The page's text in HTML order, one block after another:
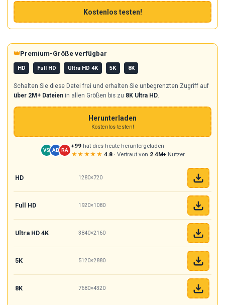
Kostenlos testen!
👑Premium-Größe verfügbar
HD Full HD Ultra HD 4K 5K 8K
Schalten Sie diese Datei frei und erhalten Sie unbegrenzten Zugriff auf
über 2M+ Dateienin allen Größen bis zu 8K Ultra HD.
Herunterladen
Kostenlos testen!
VS AB RA
+99hat dies heute heruntergeladen
★★★★★ 4.8 · Vertraut von 2.4M+ Nutzer
HD 1280×720
Full HD 1920×1080
Ultra HD 4K 3840×2160
5K 5120×2880
8K 7680×4320